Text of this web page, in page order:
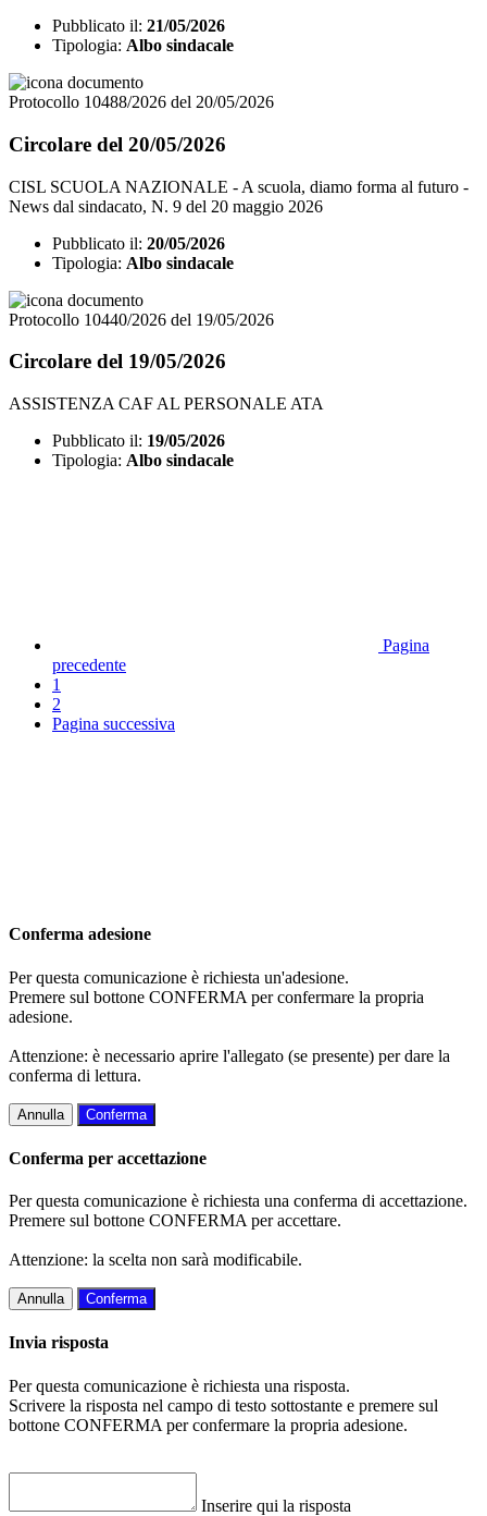
Pubblicato il: 21/05/2026
Tipologia: Albo sindacale
Protocollo 10488/2026 del 20/05/2026
Circolare del 20/05/2026
CISL SCUOLA NAZIONALE - A scuola, diamo forma al futuro -
News dal sindacato, N. 9 del 20 maggio 2026
Pubblicato il: 20/05/2026
Tipologia: Albo sindacale
Protocollo 10440/2026 del 19/05/2026
Circolare del 19/05/2026
ASSISTENZA CAF AL PERSONALE ATA
Pubblicato il: 19/05/2026
Tipologia: Albo sindacale
Pagina
precedente
1
2
Pagina successiva
Conferma adesione
Per questa comunicazione è richiesta un'adesione.
Premere sul bottone CONFERMA per confermare la propria
adesione.
Attenzione: è necessario aprire l'allegato (se presente) per dare la
conferma di lettura.
Annulla Conferma
Conferma per accettazione
Per questa comunicazione è richiesta una conferma di accettazione.
Premere sul bottone CONFERMA per accettare.
Attenzione: la scelta non sarà modificabile.
Annulla Conferma
Invia risposta
Per questa comunicazione è richiesta una risposta.
Scrivere la risposta nel campo di testo sottostante e premere sul
bottone CONFERMA per confermare la propria adesione.
Inserire qui la risposta